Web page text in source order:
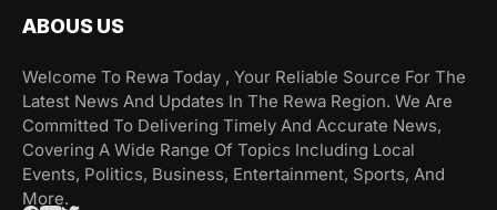
ABOUS US
Welcome To Rewa Today , Your Reliable Source For The
Latest News And Updates In The Rewa Region. We Are
Committed To Delivering Timely And Accurate News,
Covering A Wide Range Of Topics Including Local
Events, Politics, Business, Entertainment, Sports, And
More.